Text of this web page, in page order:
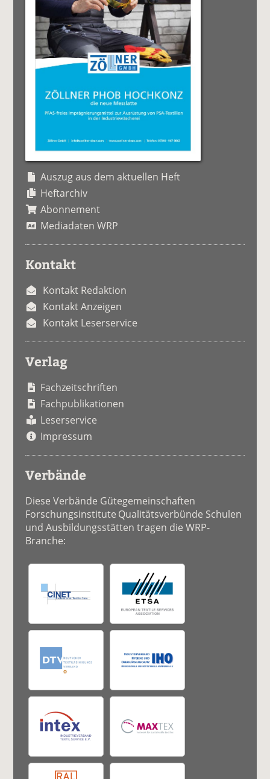
Auszug aus dem aktuellen Heft
Heftarchiv
Abonnement
Mediadaten WRP
Kontakt
Kontakt Redaktion
Kontakt Anzeigen
Kontakt Leserservice
Verlag
Fachzeitschriften
Fachpublikationen
Leserservice
Impressum
Verbände
Diese Verbände Gütegemeinschaften
Forschungsinstitute Qualitätsverbünde Schulen
und Ausbildungsstätten tragen die WRP-
Branche: